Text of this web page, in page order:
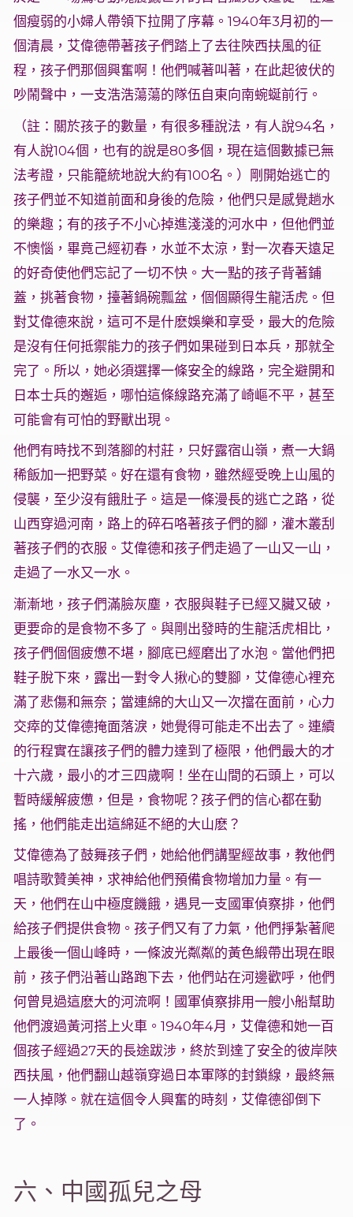
個瘦弱的小婦人帶領下拉開了序幕。1940年3月初的一
個清晨，艾偉德帶著孩子們踏上了去往陜西扶風的征
程，孩子們那個興奮啊！他們喊著叫著，在此起彼伏的
吵鬧聲中，一支浩浩蕩蕩的隊伍自東向南蜿蜒前行。
（註：關於孩子的數量，有很多種說法，有人說94名，
有人說104個，也有的說是80多個，現在這個數據已無
法考證，只能籠統地說大約有100名。）剛開始逃亡的
孩子們並不知道前面和身後的危險，他們只是感覺趟水
的樂趣；有的孩子不小心掉進淺淺的河水中，但他們並
不懊惱，畢竟己經初春，水並不太涼，對一次春天遠足
的好奇使他們忘記了一切不快。大一點的孩子背著鋪
蓋，挑著食物，擡著鍋碗瓢盆，個個顯得生龍活虎。但
對艾偉德來說，這可不是什麽娛樂和享受，最大的危險
是沒有任何抵禦能力的孩子們如果碰到日本兵，那就全
完了。所以，她必須選擇一條安全的線路，完全避開和
日本士兵的邂逅，哪怕這條線路充滿了崎嶇不平，甚至
可能會有可怕的野獸出現。
他們有時找不到落腳的村莊，只好露宿山嶺，煮一大鍋
稀飯加一把野菜。好在還有食物，雖然經受晚上山風的
侵襲，至少沒有餓肚子。這是一條漫長的逃亡之路，從
山西穿過河南，路上的碎石咯著孩子們的腳，灌木叢刮
著孩子們的衣服。艾偉德和孩子們走過了一山又一山，
走過了一水又一水。
漸漸地，孩子們滿臉灰塵，衣服與鞋子已經又臟又破，
更要命的是食物不多了。與剛出發時的生龍活虎相比，
孩子們個個疲憊不堪，腳底已經磨出了水泡。當他們把
鞋子脫下來，露出一對令人揪心的雙腳，艾偉德心裡充
滿了悲傷和無奈；當連綿的大山又一次擋在面前，心力
交瘁的艾偉德掩面落淚，她覺得可能走不出去了。連續
的行程實在讓孩子們的體力達到了極限，他們最大的才
十六歲，最小的才三四歲啊！坐在山間的石頭上，可以
暫時緩解疲憊，但是，食物呢？孩子們的信心都在動
搖，他們能走出這綿延不絕的大山麽？
艾偉德為了鼓舞孩子們，她給他們講聖經故事，教他們
唱詩歌贊美神，求神給他們預備食物增加力量。有一
天，他們在山中極度饑餓，遇見一支國軍偵察排，他們
給孩子們提供食物。孩子們又有了力氣，他們掙紮著爬
上最後一個山峰時，一條波光粼粼的黃色緞帶出現在眼
前，孩子們沿著山路跑下去，他們站在河邊歡呼，他們
何曾見過這麽大的河流啊！國軍偵察排用一艘小船幫助
他們渡過黃河搭上火車。1940年4月，艾偉德和她一百
個孩子經過27天的長途跋涉，終於到達了安全的彼岸陜
西扶風，他們翻山越嶺穿過日本軍隊的封鎖線，最終無
一人掉隊。就在這個令人興奮的時刻，艾偉德卻倒下
了。
六、中國孤兒之母